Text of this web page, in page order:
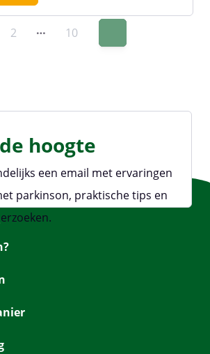
2 … 10
hoogte
een email met ervaringen
parkinson, praktische tips en